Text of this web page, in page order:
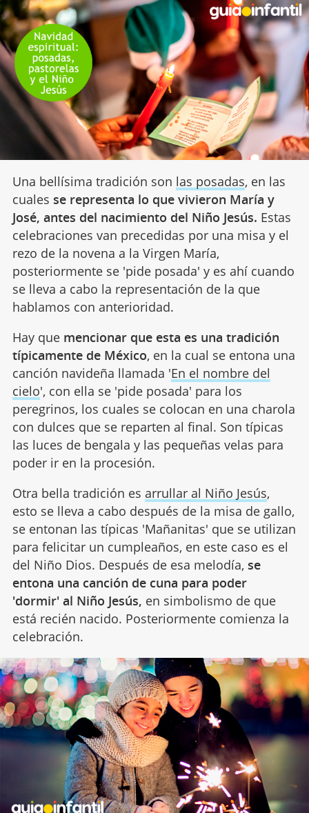
Una bellísima tradición son las posadas, en las
cuales se representa lo que vivieron María y
José, antes del nacimiento del Niño Jesús. Estas
celebraciones van precedidas por una misa y el
rezo de la novena a la Virgen María,
posteriormente se 'pide posada' y es ahí cuando
se lleva a cabo la representación de la que
hablamos con anterioridad.
Hay que mencionar que esta es una tradición
típicamente de México, en la cual se entona una
canción navideña llamada 'En el nombre del
cielo', con ella se 'pide posada' para los
peregrinos, los cuales se colocan en una charola
con dulces que se reparten al final. Son típicas
las luces de bengala y las pequeñas velas para
poder ir en la procesión.
Otra bella tradición es arrullar al Niño Jesús,
esto se lleva a cabo después de la misa de gallo,
se entonan las típicas 'Mañanitas' que se utilizan
para felicitar un cumpleaños, en este caso es el
del Niño Dios. Después de esa melodía, se
entona una canción de cuna para poder
'dormir' al Niño Jesús, en simbolismo de que
está recién nacido. Posteriormente comienza la
celebración.